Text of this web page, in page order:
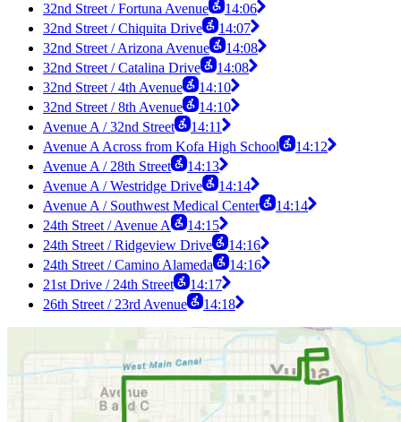
32nd Street / Fortuna Avenue
14:06
32nd Street / Chiquita Drive
14:07
32nd Street / Arizona Avenue
14:08
32nd Street / Catalina Drive
14:08
32nd Street / 4th Avenue
14:10
32nd Street / 8th Avenue
14:10
Avenue A / 32nd Street
14:11
Avenue A Across from Kofa High School
14:12
Avenue A / 28th Street
14:13
Avenue A / Westridge Drive
14:14
Avenue A / Southwest Medical Center
14:14
24th Street / Avenue A
14:15
24th Street / Ridgeview Drive
14:16
24th Street / Camino Alameda
14:16
21st Drive / 24th Street
14:17
26th Street / 23rd Avenue
14:18